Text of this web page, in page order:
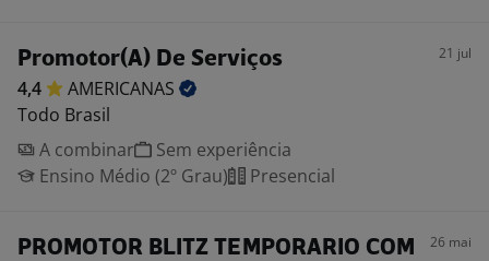
Promotor(A) De Serviços 21 jul
4,4
AMERICANAS
Todo Brasil
A combinar
Sem experiência
Ensino Médio (2º Grau)
Presencial
PROMOTOR BLITZ TEMPORARIO COM
26 mai